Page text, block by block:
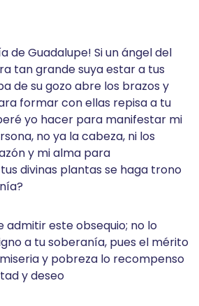
de Guadalupe! Si un ángel del
tan grande suya estar a tus
de su gozo abre los brazos y
formar con ellas repisa a tu
yo hacer para manifestar mi
no ya la cabeza, ni los
y mi alma para
divinas plantas se haga trono
admitir este obsequio; no lo
a tu soberanía, pues el mérito
y pobreza lo recompenso
y deseo